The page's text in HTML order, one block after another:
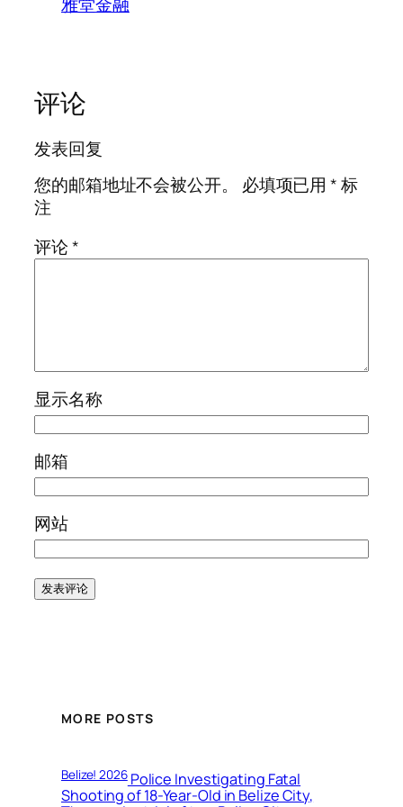
评论
发表回复
您的邮箱地址不会被公开。
必填项已用*标
注
评论*
显示名称
邮箱
网站
MORE POSTS
Belize! 2026Police Investigating Fatal
Shooting of 18-Year-Old in Belize City,